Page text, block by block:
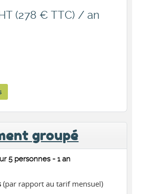
(278 € TTC) / an
groupé
5 personnes - 1 an
(par rapport au tarif mensuel)